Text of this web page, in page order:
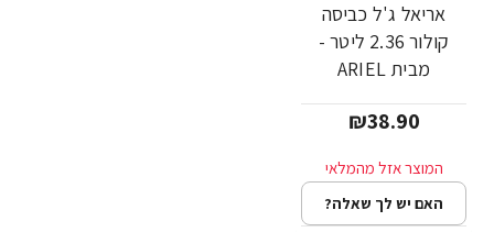
אריאל ג'ל כביסה
קולור 2.36 ליטר -
מבית ARIEL
₪38.90
האם יש לך שאלה?